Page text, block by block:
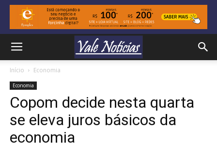
Início Economia
Economia
Copom decide nesta quarta
se eleva juros básicos da
economia